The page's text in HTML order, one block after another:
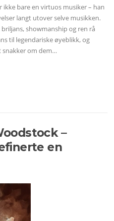
ikke bare en virtuos musiker – han
langt utover selve musikken.
showmanship og ren rå
til legendariske øyeblikk, og
om dem…
–
en